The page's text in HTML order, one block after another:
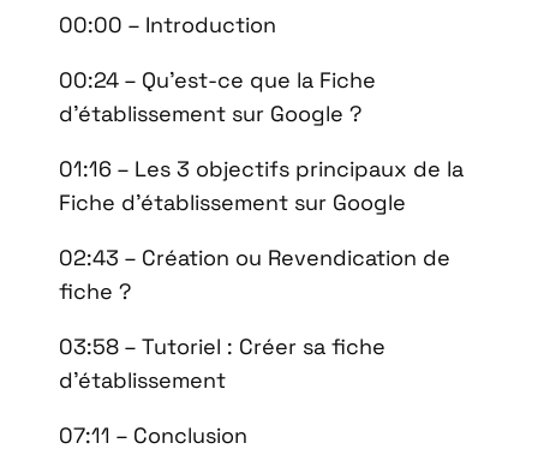
00:00 – Introduction
00:24 – Qu’est-ce que la Fiche
d’établissement sur Google ?
01:16 – Les 3 objectifs principaux de la
Fiche d’établissement sur Google
02:43 – Création ou Revendication de
fiche ?
03:58 – Tutoriel : Créer sa fiche
d’établissement
07:11 – Conclusion